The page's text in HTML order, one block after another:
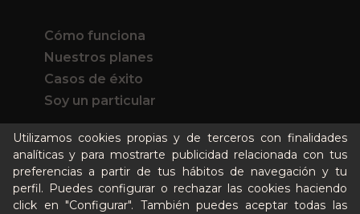
Utilizamos cookies propias y de terceros con finalidades
analíticas y para mostrarte publicidad relacionada con tus
preferencias a partir de tus hábitos de navegación y tu
perfil. Puedes configurar o rechazar las cookies haciendo
click en "Configurar". También puedes aceptar todas las
Cómo funciona
Nuestros planes
Casos de éxito
Soy un particular
Quién es Peter
Recursos / Blog
Cultura
Llámanos al 644 52 51 02